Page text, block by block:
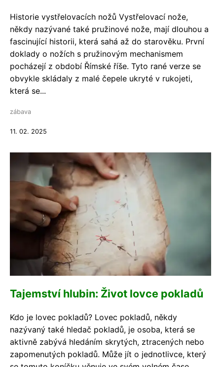
Historie vystřelovacích nožů Vystřelovací nože,
někdy nazývané také pružinové nože, mají dlouhou a
fascinující historii, která sahá až do starověku. První
doklady o nožích s pružinovým mechanismem
pocházejí z období Římské říše. Tyto rané verze se
obvykle skládaly z malé čepele ukryté v rukojeti,
která se...
zábava
11. 02. 2025
Tajemství hlubin: Život lovce pokladů
Kdo je lovec pokladů? Lovec pokladů, někdy
nazývaný také hledač pokladů, je osoba, která se
aktivně zabývá hledáním skrytých, ztracených nebo
zapomenutých pokladů. Může jít o jednotlivce, který